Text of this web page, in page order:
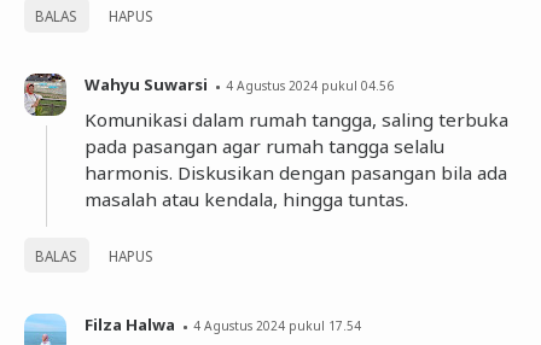
BALAS HAPUS
Wahyu Suwarsi 4 Agustus 2024 pukul 04.56
Komunikasi dalam rumah tangga, saling terbuka
pada pasangan agar rumah tangga selalu
harmonis. Diskusikan dengan pasangan bila ada
masalah atau kendala, hingga tuntas.
BALAS HAPUS
Filza Halwa 4 Agustus 2024 pukul 17.54